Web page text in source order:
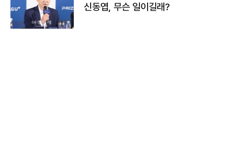
신동엽, 무슨 일이길래?